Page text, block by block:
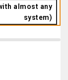
almost any
system)